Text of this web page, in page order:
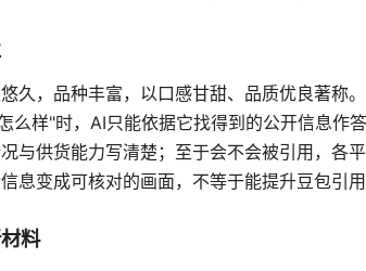
久，品种丰富，以口感甘甜、品质优良著称
么样"时，AI只能依据它找得到的公开信息作
与供货能力写清楚；至于会不会被引用，各
息变成可核对的画面，不等于能提升豆包引用
料